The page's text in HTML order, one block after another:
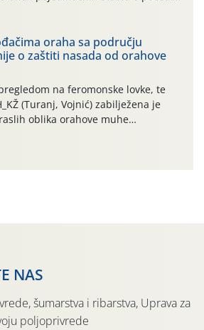
usmjerenog suzbijanja
completa)! Već dvanaest dana
“toplinski udar”, koji naročito
(31.7.-05.8.), jer najviše
[…]
oraha sa području
o zaštiti nasada od orahove
na feromonske lovke, te
(Turanj, Vojnić) zabilježena je
oblika orahove muhe
Niska brojnost može se objasniti
o mladim nasadima s vrlo malim
NAS
šumarstva i ribarstva, Uprava za
poljoprivrede